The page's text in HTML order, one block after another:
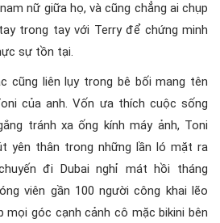
nữ giữa họ, và cũng chẳng ai chụp
trong tay với Terry để chứng minh
sự tồn tại.
cũng liên lụy trong bê bối mang tên
của anh. Vốn ưa thích cuộc sống
tránh xa ống kính máy ảnh, Toni
yên thân trong những lần ló mặt ra
đi Dubai nghỉ mát hồi tháng
viên gần 100 người công khai lẽo
mọi góc cạnh cảnh cô mặc bikini bên